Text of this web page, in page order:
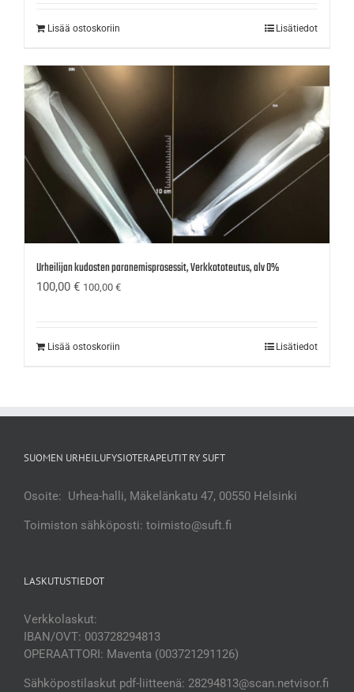
Lisää ostoskoriin Lisätiedot
Urheilijan kudosten paranemisprosessit, Verkkototeutus, alv 0%
100,00 € 100,00 €
Lisää ostoskoriin Lisätiedot
SUOMEN URHEILUFYSIOTERAPEUTIT RY SUFT
Osoite: Urhea-halli, Mäkelänkatu 47, 00550 Helsinki
Toimiston sähköposti: toimisto@suft.fi
LASKUTUSTIEDOT
Verkkolaskut:
IBAN/OVT: 003728294813
OPERAATTORI: Maventa (003721291126)
Sähköpostilaskut pdf-liitteenä: 28294813@scan.netvisor.fi